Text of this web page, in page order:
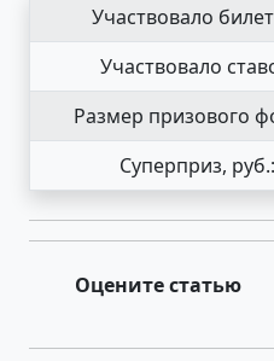
Участвовало
Участвовало
Размер призового
Суперприз, руб.:
Оцените статью